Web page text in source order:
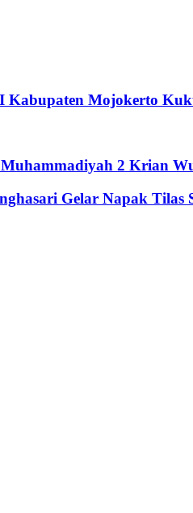
Kabupaten Mojokerto
2 Krian
Gelar Napak Tilas